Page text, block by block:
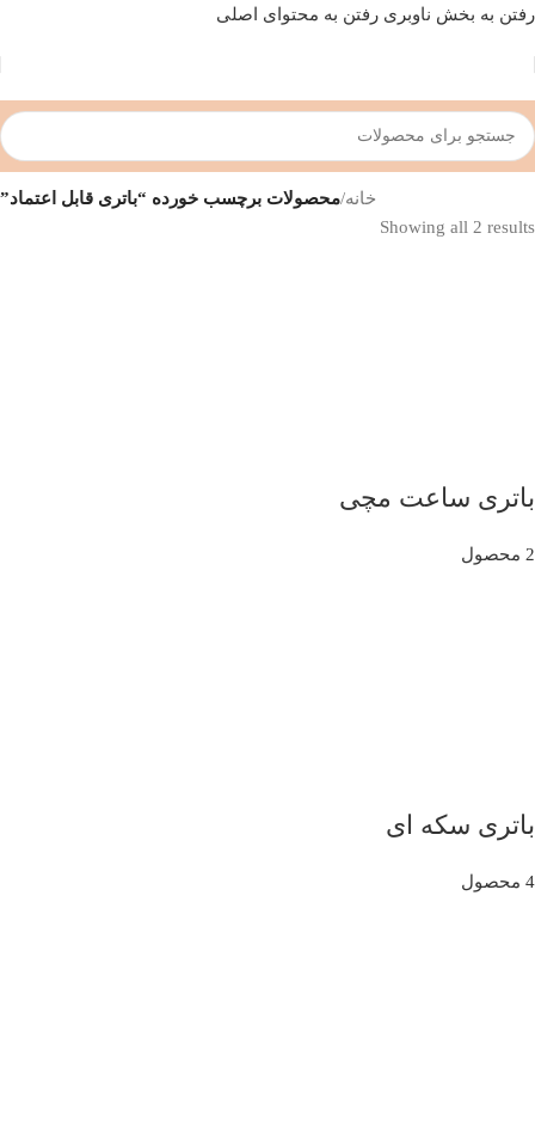
رفتن به بخش ناوبری رفتن به محتوای اصلی
خانه/محصولات برچسب خورده “باتری قابل اعتماد”
Showing all 2 results
باتری ساعت مچی
2 محصول
باتری سکه ای
4 محصول